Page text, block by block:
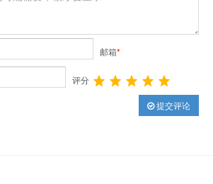
邮箱*
评分
提交评论